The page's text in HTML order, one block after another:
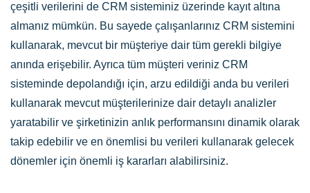
çeşitli verilerini de CRM sisteminiz üzerinde kayıt altına
almanız mümkün. Bu sayede çalışanlarınız CRM sistemini
kullanarak, mevcut bir müşteriye dair tüm gerekli bilgiye
anında erişebilir. Ayrıca tüm müşteri veriniz CRM
sisteminde depolandığı için, arzu edildiği anda bu verileri
kullanarak mevcut müşterilerinize dair detaylı analizler
yaratabilir ve şirketinizin anlık performansını dinamik olarak
takip edebilir ve en önemlisi bu verileri kullanarak gelecek
dönemler için önemli iş kararları alabilirsiniz.